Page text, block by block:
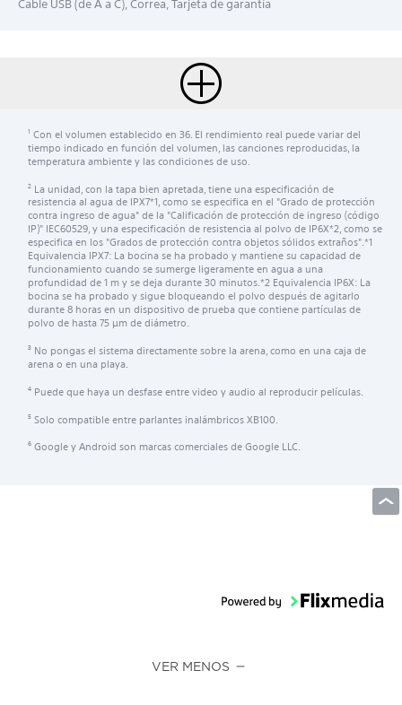
1 Con el volumen establecido en 36. El rendimiento real puede variar del
tiempo indicado en función del volumen, las canciones reproducidas, la
temperatura ambiente y las condiciones de uso.
2 La unidad, con la tapa bien apretada, tiene una especificación de
resistencia al agua de IPX7*1, como se especifica en el "Grado de protección
contra ingreso de agua" de la "Calificación de protección de ingreso (código
IP)" IEC60529, y una especificación de resistencia al polvo de IP6X*2, como se
especifica en los "Grados de protección contra objetos sólidos extraños".*1
Equivalencia IPX7: La bocina se ha probado y mantiene su capacidad de
funcionamiento cuando se sumerge ligeramente en agua a una
profundidad de 1 m y se deja durante 30 minutos.*2 Equivalencia IP6X: La
bocina se ha probado y sigue bloqueando el polvo después de agitarlo
durante 8 horas en un dispositivo de prueba que contiene partículas de
polvo de hasta 75 μm de diámetro.
3 No pongas el sistema directamente sobre la arena, como en una caja de
arena o en una playa.
4 Puede que haya un desfase entre video y audio al reproducir películas.
5 Solo compatible entre parlantes inalámbricos XB100.
6 Google y Android son marcas comerciales de Google LLC.
VER MENOS